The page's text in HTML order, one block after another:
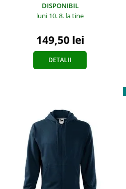
DISPONIBIL
luni 10. 8. la tine
149,50 lei
DETALII